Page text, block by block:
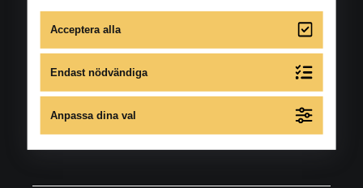
Skönhet och hälsa
Se öppettider under respektive företag.
respektive butiks eller restaurangs egen
Acceptera alla
Endast nödvändiga
Anpassa dina val